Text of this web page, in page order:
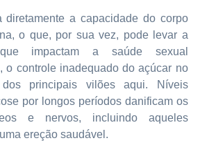
diretamente a capacidade do corpo
o que, por sua vez, pode levar a
que impactam a saúde sexual
o controle inadequado do açúcar no
principais vilões aqui. Níveis
por longos períodos danificam os
e nervos, incluindo aqueles
ereção saudável.